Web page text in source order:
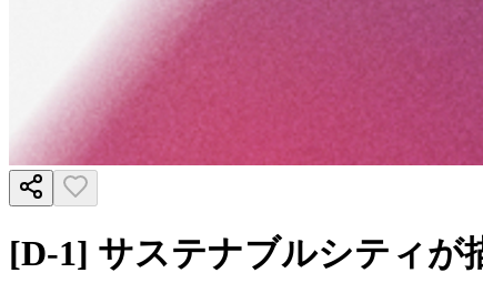
[D-1] サステナブルシティが